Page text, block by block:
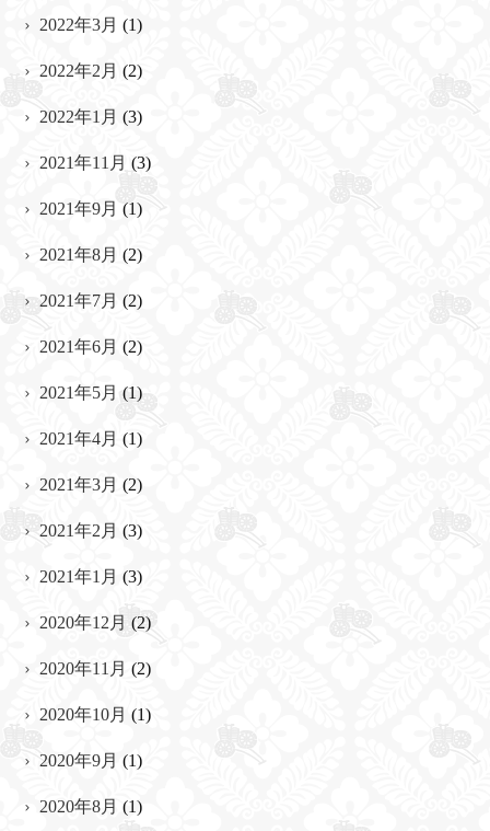
2022年3月 (1)
2022年2月 (2)
2022年1月 (3)
2021年11月 (3)
2021年9月 (1)
2021年8月 (2)
2021年7月 (2)
2021年6月 (2)
2021年5月 (1)
2021年4月 (1)
2021年3月 (2)
2021年2月 (3)
2021年1月 (3)
2020年12月 (2)
2020年11月 (2)
2020年10月 (1)
2020年9月 (1)
2020年8月 (1)